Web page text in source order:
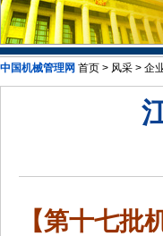
中国机械管理网 首页 > 风采 > 企
发改委：九大举措有序
【第十七批